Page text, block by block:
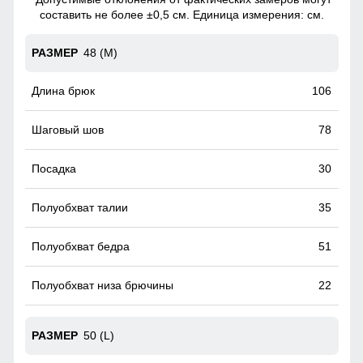
составить не более ±0,5 см. Единица измерения: см.
48 (M)
106
78
30
35
51
22
50 (L)